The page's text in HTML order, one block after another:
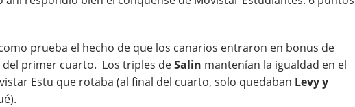
prueba el hecho de que los canarios entraron en bonus de
primer cuarto. Los triples deSalin mantenían la igualdad en el
Estu que rotaba (al final del cuarto, solo quedaban Levy y